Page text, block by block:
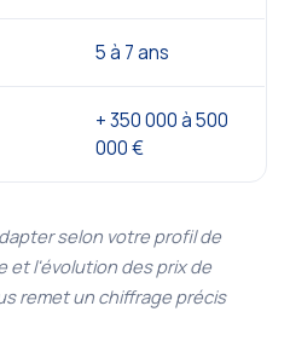
5 à 7 ans
+ 350 000 à 500
000 €
selon votre profil de
et l'évolution des prix de
remet un chiffrage précis